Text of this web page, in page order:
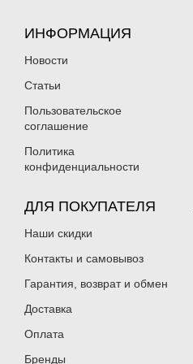
ИНФОРМАЦИЯ
Новости
Статьи
Пользовательское
соглашение
Политика
конфиденциальности
ДЛЯ ПОКУПАТЕЛЯ
Наши скидки
Контакты и самовывоз
Гарантия, возврат и обмен
Доставка
Оплата
Бренды